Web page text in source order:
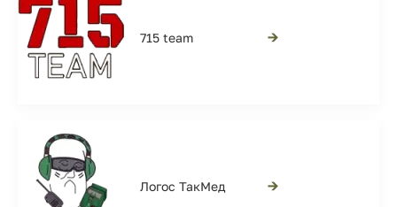
715 team →
Логос ТакМед →